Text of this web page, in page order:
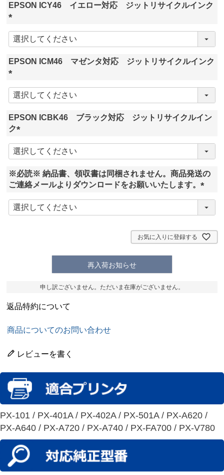
)
EPSON ICY46 イエロー対応 ジットリサイクルインク
(
必
)EPSON ICM46 マゼンタ対応 ジットリサイクルインク
(
必
)EPSON ICBK46 ブラック対応 ジットリサイクルイン
ク
(
必
)
※必読※ 納品書、領収書は同梱されません。商品発送の
ご連絡メールよりダウンロードをお願いいたします。
(
必
)
お気に入りに登録する
再入荷お知らせ
申し訳ございません。ただいま在庫がございません。
返品特約について
商品についてのお問い合わせ
レビューを書く
PX-101 / PX-401A / PX-402A / PX-501A / PX-A620 /
PX-A640 / PX-A720 / PX-A740 / PX-FA700 / PX-V780